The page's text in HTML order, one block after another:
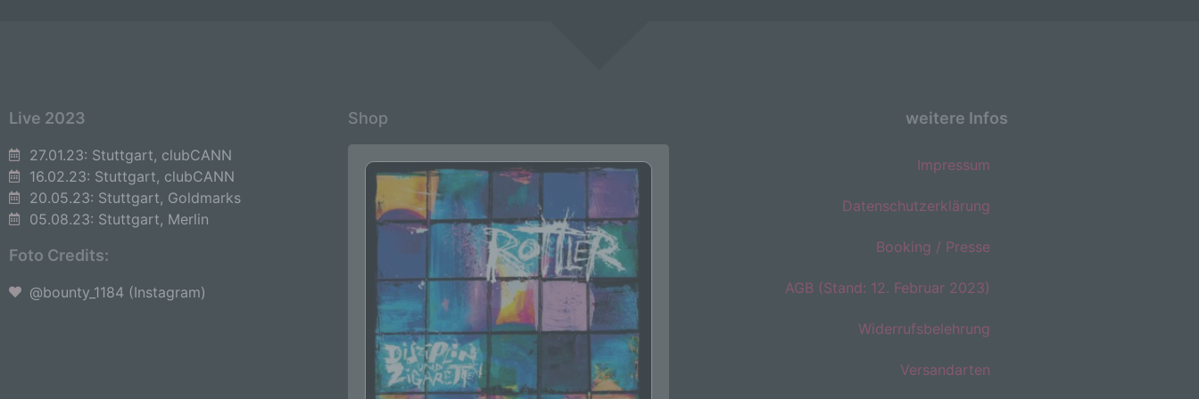
Live 2023
27.01.23: Stuttgart, clubCANN
16.02.23: Stuttgart, clubCANN
20.05.23: Stuttgart, Goldmarks
05.08.23: Stuttgart, Merlin
Foto Credits:
@bounty_1184 (Instagram)
Shop weitere Infos
Impressum
Datenschutzerklärung
Booking / Presse
AGB (Stand: 12. Februar 2023)
Widerrufsbelehrung
Versandarten
Einschränkung der Verarbeitung ist die Markierung gespeicherter
personenbezogener Daten mit dem Ziel, ihre künftige Verarbeitung
einzuschränken.
e) Profiling
Profiling ist jede Art der automatisierten Verarbeitung
personenbezogener Daten, die darin besteht, dass diese
personenbezogenen Daten verwendet werden, um bestimmte
persönliche Aspekte, die sich auf eine natürliche Person beziehen,
zu bewerten, insbesondere, um Aspekte bezüglich Arbeitsleistung,
wirtschaftlicher Lage, Gesundheit, persönlicher Vorlieben, Interessen,
Zuverlässigkeit, Verhalten, Aufenthaltsort oder Ortswechsel dieser
natürlichen Person zu analysieren oder vorherzusagen.
f) Pseudonymisierung